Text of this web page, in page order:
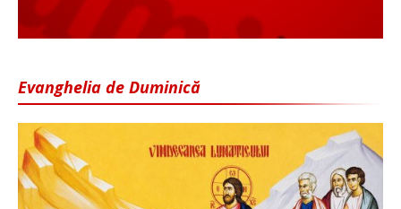
Evanghelia de Duminică